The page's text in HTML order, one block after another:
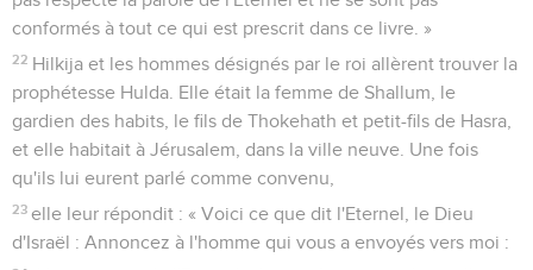
conformés à tout ce qui est prescrit dans ce livre. »
22 Hilkija et les hommes désignés par le roi allèrent trouver la
prophétesse Hulda. Elle était la femme de Shallum, le
gardien des habits, le fils de Thokehath et petit-fils de Hasra,
et elle habitait à Jérusalem, dans la ville neuve. Une fois
qu'ils lui eurent parlé comme convenu,
23 elle leur répondit : « Voici ce que dit l'Eternel, le Dieu
d'Israël : Annoncez à l'homme qui vous a envoyés vers moi :